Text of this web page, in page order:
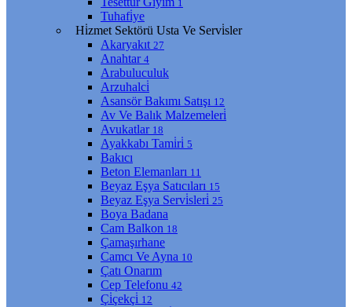
1
Tuhafi̇ye
Hi̇zmet Sektörü Usta Ve Servi̇sler
Akaryakıt 27
Anahtar 4
Arabuluculuk
Arzuhalci̇
Asansör Bakımı Satışı 12
Av Ve Balık Malzemeleri̇
Avukatlar 18
Ayakkabı Tami̇ri̇ 5
Bakıcı
Beton Elemanları 11
Beyaz Eşya Satıcıları 15
Beyaz Eşya Servi̇sleri̇ 25
Boya Badana
Cam Balkon 18
Çamaşırhane
Camcı Ve Ayna 10
Çatı Onarım
Cep Telefonu 42
Çi̇çekçi̇ 12